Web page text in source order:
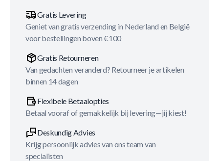
Gratis Levering
Geniet van gratis verzending in Nederland en België
voor bestellingen boven €100
Gratis Retourneren
Van gedachten veranderd? Retourneer je artikelen
binnen 14 dagen
Flexibele Betaalopties
Betaal vooraf of gemakkelijk bij levering—jij kiest!
Deskundig Advies
Krijg persoonlijk advies van ons team van
specialisten